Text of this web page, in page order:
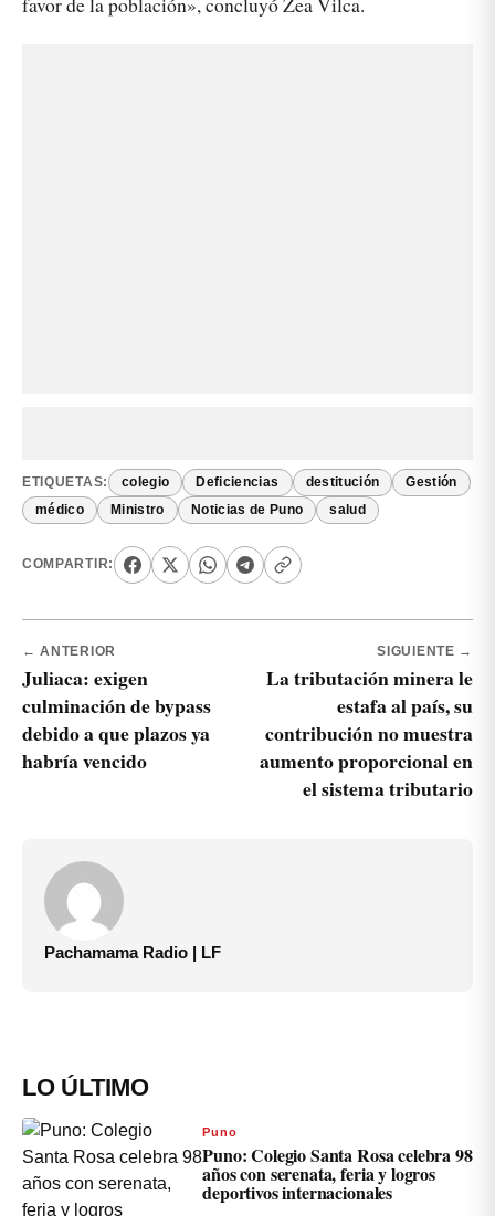
ETIQUETAS: colegio Deficiencias destitución Gestión
médico Ministro Noticias de Puno salud
COMPARTIR:
← ANTERIOR
Juliaca: exigen
culminación de bypass
debido a que plazos ya
habría vencido
SIGUIENTE →
La tributación minera le
estafa al país, su
contribución no muestra
aumento proporcional en
el sistema tributario
Pachamama Radio | LF
LO ÚLTIMO
Puno
Puno: Colegio Santa Rosa celebra 98
años con serenata, feria y logros
deportivos internacionales